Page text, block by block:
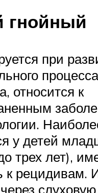
гнойный
при
относится к
у детей
трех лет),
к рецидивам.